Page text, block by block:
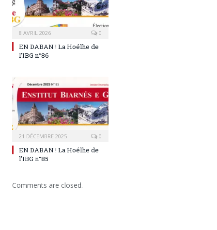
8 AVRIL 2026 0
EN DABAN ! La Hoélhe de
l’IBG n°86
21 DÉCEMBRE 2025 0
EN DABAN ! La Hoélhe de
l’IBG n°85
Comments are closed.